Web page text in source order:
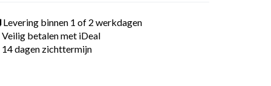
Levering binnen 1 of 2 werkdagen
Veilig betalen met iDeal
14 dagen zichttermijn